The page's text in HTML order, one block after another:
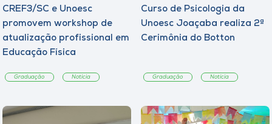
CREF3/SC e Unoesc
promovem workshop de
atualização profissional em
Educação Física
Graduação Notícia
Curso de Psicologia da
Unoesc Joaçaba realiza 2ª
Cerimônia do Botton
Graduação Notícia